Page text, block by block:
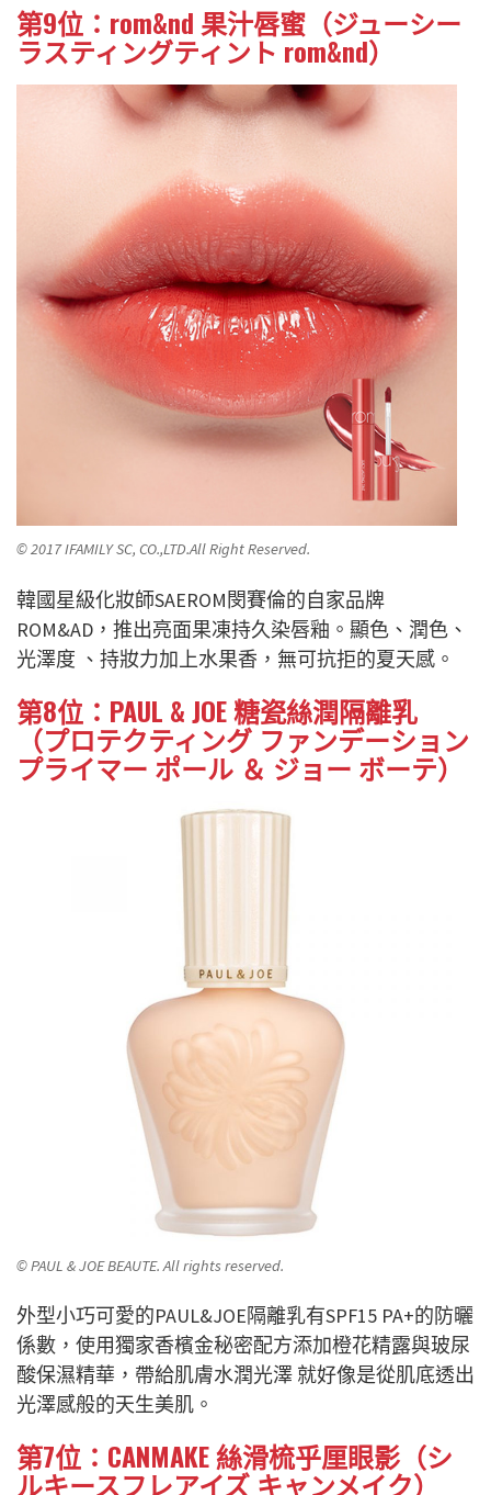
第9位：rom&nd 果汁唇蜜（ジューシー
ラスティングティント rom&nd）
© 2017 IFAMILY SC, CO.,LTD.All Right Reserved.
韓國星級化妝師SAEROM閔賽倫的自家品牌
ROM&AD，推出亮面果凍持久染唇釉。顯色、潤色、
光澤度 、持妝力加上水果香，無可抗拒的夏天感。
第8位：PAUL & JOE 糖瓷絲潤隔離乳
（プロテクティング ファンデーション
プライマー ポール ＆ ジョー ボーテ）
© PAUL & JOE BEAUTE. All rights reserved.
外型小巧可愛的PAUL&JOE隔離乳有SPF15 PA+的防曬
係數，使用獨家香檳金秘密配方添加橙花精露與玻尿
酸保濕精華，帶給肌膚水潤光澤 就好像是從肌底透出
光澤感般的天生美肌。
第7位：CANMAKE 絲滑梳乎厘眼影（シ
ルキースフレアイズ キャンメイク）